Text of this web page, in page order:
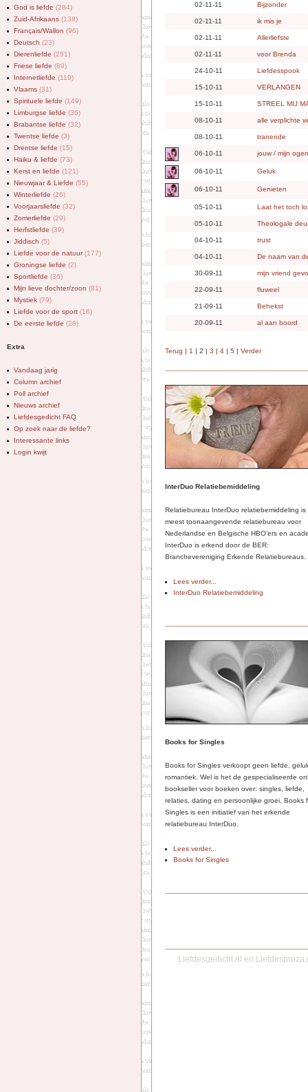
02-11-11 Bijzonder
02-11-11 ik mis je
02-11-11 Allerliefste
02-11-11 voor Brenda
24-10-11 Liefdesspook
15-10-11 VERLANGEN
15-10-11 STREEL MIJ
08-10-11 alle verplichte
08-10-11 tranende
06-10-11 jouw / mijn ogen
06-10-11 Geluk
06-10-11 Genieten
05-10-11 Laat het toch
05-10-11 Theologale
04-10-11 trust
04-10-11 De naam van
30-09-11 mijn vriend
22-09-11 fluweel
21-09-11 Behekst
20-09-11 al aan boord
Terug | 1 | 2 | 3 | 4 | 5 | Verder
InterDuo Relatiebemiddeling
Relatiebureau InterDuo relatiebemiddeling is
meest toonaangevende relatiebureau voor
Nederlandse en Belgische HBO’ers en
InterDuo is erkend door de BER:
Branchevereniging Erkende Relatiebureaus.
Lees verder...
InterDuo Relatiebemiddeling
Books for Singles
Books for Singles verkoopt geen liefde,
romantiek. Wel is het de gespecialiseerde
bookseller voor boeken over: singles, liefde,
relaties, dating en persoonlijke groei. Books
Singles is een initiatief van het erkende
relatiebureau InterDuo.
Lees verder...
Books for Singles
Liefdesgedicht.nl en
God is liefde (284)
Zuid-Afrikaans (138)
Français/Wallon (96)
Deutsch (23)
Dierenliefde (251)
Friese liefde (89)
Internetliefde (119)
Vlaams (31)
Spirituele liefde (149)
Limburgse liefde (36)
Brabantse liefde (32)
Twentse liefde (3)
Drentse liefde (15)
Haiku & liefde (73)
Kerst en liefde (121)
Nieuwjaar & Liefde (55)
Winterliefde (26)
Voorjaarsliefde (32)
Zomerliefde (29)
Herfstliefde (39)
Jiddisch (5)
Liefde voor de natuur(177)
Groningse liefde (2)
Sportliefde (36)
Mijn lieve dochter/zoon (81)
Mystiek (79)
Liefde voor de sport (16)
De eerste liefde (28)
Extra
Vandaag jarig
Column archief
Poll archief
Nieuws archief
Liefdesgedicht FAQ
Op zoek naar de liefde?
Interessante links
Login kwijt